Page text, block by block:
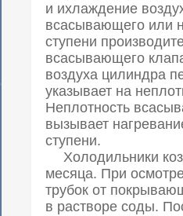
и ихлаждение
всасывающего или
ступени
всасывающего
воздуха цилиндра
указывает на
Неплотность
вызывает
ступени.
Холодильники
месяца. При
трубок от
в растворе соды.